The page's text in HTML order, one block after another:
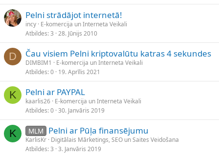
Pelni strādājot internetā!
incy E-komercija un Interneta Veikali
Atbildes 3 28. Jūnijs 2010
D Čau visiem Pelni kriptovalūtu katras 4 sekundes
DIMBIM1
E-komercija un Interneta Veikali
Atbildes 0 19. Aprīlis 2021
K Pelni ar PAYPAL
kaarlis26 E-komercija un Interneta Veikali
Atbildes 0 30. Janvāris 2019
K MLM Pelni ar Pūļa finansējumu
KarlisKr Digitālais Mārketings, SEO un Saites Veidošana
Atbildes 3 3. Janvāris 2019